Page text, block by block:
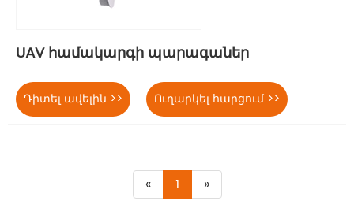
UAV համակարգի պարագաներ
Դիտել ավելին >> Ուղարկել հարցում >>
« 1 »